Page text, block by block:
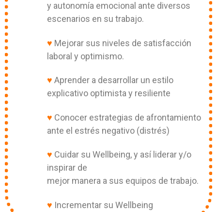
y autonomía emocional ante diversos
escenarios en su trabajo.
♥ Mejorar sus niveles de satisfacción
laboral y optimismo.
♥ Aprender a desarrollar un estilo
explicativo optimista y resiliente
♥ Conocer estrategias de afrontamiento
ante el estrés negativo (distrés)
♥ Cuidar su Wellbeing, y así liderar y/o
inspirar de
mejor manera a sus equipos de trabajo.
♥ Incrementar su Wellbeing